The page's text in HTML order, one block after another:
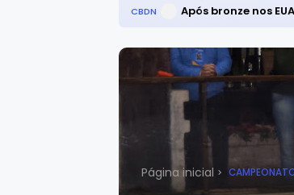
CBDN Após bronze nos
Página inicial